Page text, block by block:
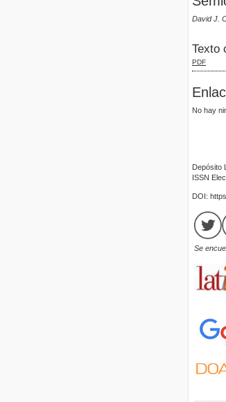
David J.
Texto
PDF
No hay
Depósito
ISSN
DOI:
Se